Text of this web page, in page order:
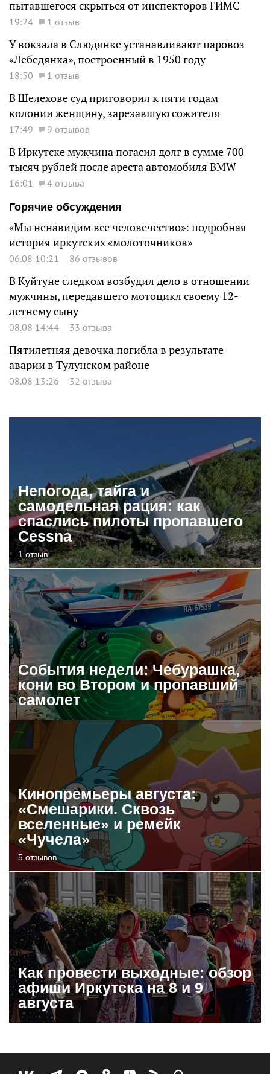
пытавшегося скрыться от инспекторов ГИМС
19:24 1 отзыв
У вокзала в Слюдянке устанавливают паровоз
«Лебедянка», построенный в 1950 году
18:50 1 отзыв
В Шелехове суд приговорил к пяти годам
колонии женщину, зарезавшую сожителя
17:49 9 отзывов
В Иркутске мужчина погасил долг в сумме 700
тысяч рублей после ареста автомобиля BMW
16:01
4 отзыва
Горячие обсуждения
«Мы ненавидим все человечество»: подробная
история иркутских «молоточников»
06.08 10:21 86 отзывов
В Куйтуне следком возбудил дело в отношении
мужчины, передавшего мотоцикл своему 12-
летнему сыну
08.08 14:44 33 отзыва
Пятилетняя девочка погибла в результате
аварии в Тулунском районе
08.08 13:26 32 отзыва
Непогода, тайга и
самодельная рация: как
спаслись пилоты пропавшего
Cessna
1 отзыв
События недели: Чебурашка,
кони во Втором и пропавший
самолет
Кинопремьеры августа:
«Смешарики. Сквозь
вселенные» и ремейк
«Чучела»
5 отзывов
Как провести выходные: обзор
афиши Иркутска на 8 и 9
августа